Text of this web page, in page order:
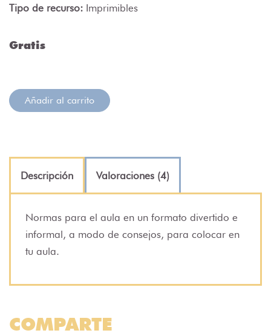
Tipo de recurso: Imprimibles
Gratis
Añadir al carrito
Descripción Valoraciones (4)
Normas para el aula en un formato divertido e
informal, a modo de consejos, para colocar en
tu aula.
COMPARTE